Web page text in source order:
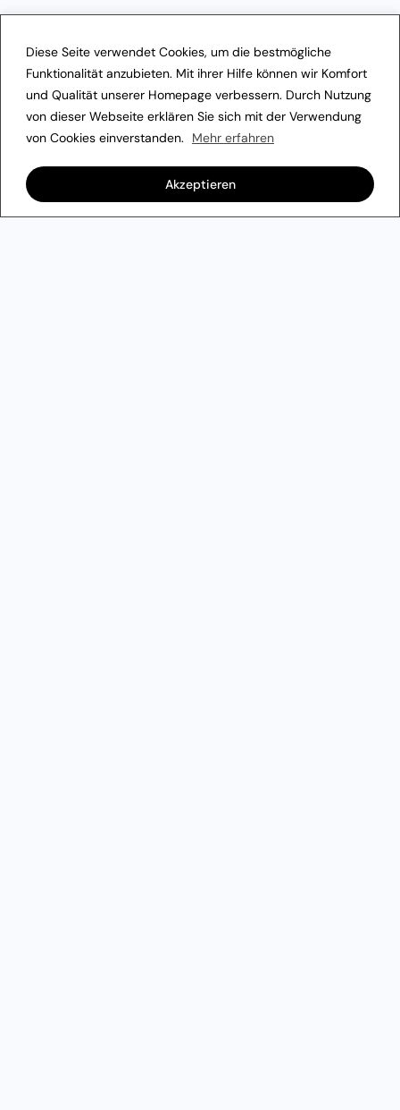
Diese Seite verwendet Cookies, um die bestmögliche
Funktionalität anzubieten. Mit ihrer Hilfe können wir Komfort
und Qualität unserer Homepage verbessern. Durch Nutzung
von dieser Webseite erklären Sie sich mit der Verwendung
von Cookies einverstanden.
Mehr erfahren
Akzeptieren